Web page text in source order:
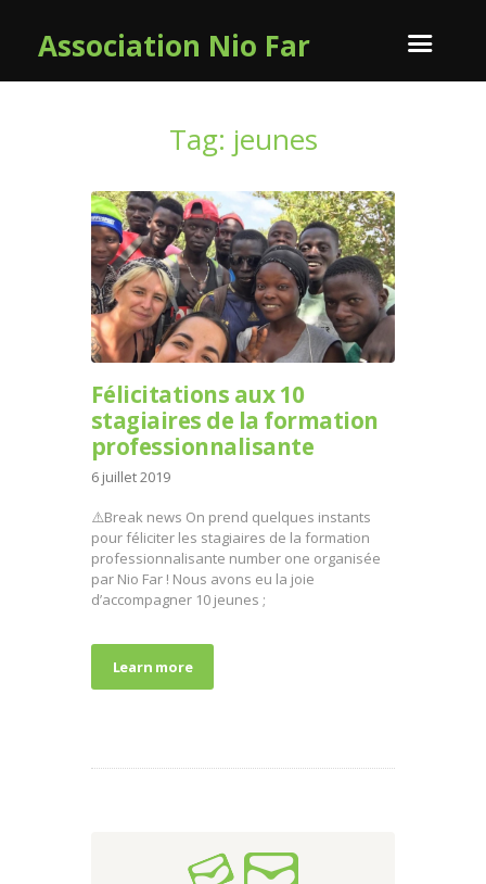
Association Nio Far
Tag: jeunes
Félicitations aux 10
stagiaires de la formation
professionnalisante
6 juillet 2019
⚠️Break news On prend quelques instants
pour féliciter les stagiaires de la formation
professionnalisante number one organisée
par Nio Far ! Nous avons eu la joie
d’accompagner 10 jeunes ;
Learn more